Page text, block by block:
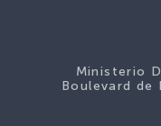
Ministerio
Boulevard de